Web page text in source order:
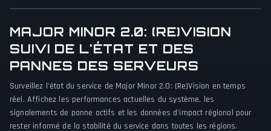
PERSPECTIVE DE JEU
Aucune perspective spécifiée
PLATEFORMES
PC (Microsoft Windows)
MODES DE JEU
Single player
MAJOR MINOR 2.0: (RE)VISION
SUIVI DE L'ÉTAT ET DES
PANNES DES SERVEURS
Surveillez l'état du service de Major Minor 2.0: (Re)Vision en temps
réel. Affichez les performances actuelles du système, les
signalements de panne actifs et les données d'impact régional pour
rester informé de la stabilité du service dans toutes les régions.